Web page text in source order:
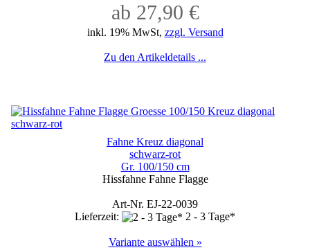
ab 27,90 €
inkl. 19% MwSt, zzgl. Versand
Zu den Artikeldetails ...
Fahne Kreuz diagonal
schwarz-rot
Gr. 100/150 cm
Hissfahne Fahne Flagge
Art-Nr. EJ-22-0039
Lieferzeit:
2 - 3 Tage*
Variante auswählen »